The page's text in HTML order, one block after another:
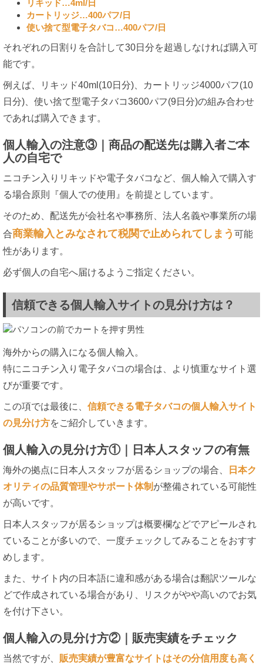
リキッド…4ml/日
カートリッジ…400パフ/日
使い捨て型電子タバコ…400パフ/日
それぞれの日割りを合計して30日分を超過しなければ購入可
能です。
例えば、リキッド40ml(10日分)、カートリッジ4000パフ(10
日分)、使い捨て型電子タバコ3600パフ(9日分)の組み合わせ
であれば購入できます。
個人輸入の注意③｜商品の配送先は購入者ご本
人の自宅で
ニコチン入りリキッドや電子タバコなど、個人輸入で購入す
る場合原則『個人での使用』を前提としています。
そのため、配送先が会社名や事務所、法人名義や事業所の場
合商業輸入とみなされて税関で止められてしまう 可能
性があります。
必ず個人の自宅へ届けるようご指定ください。
信頼できる個人輸入サイトの見分け方は？
海外からの購入になる個人輸入。
特にニコチン入り電子タバコの場合は、より慎重なサイト選
びが重要です。
この項では最後に、 信頼できる電子タバコの個人輸入サイト
の見分け方をご紹介していきます。
個人輸入の見分け方①｜日本人スタッフの有無
海外の拠点に日本人スタッフが居るショップの場合、
日本ク
オリティの品質管理やサポート体制 が整備されている可能性
が高いです。
日本人スタッフが居るショップは概要欄などでアピールされ
ていることが多いので、一度チェックしてみることをおすす
めします。
また、サイト内の日本語に違和感がある場合は翻訳ツールな
どで作成されている場合があり、リスクがやや高いのでお気
を付け下さい。
個人輸入の見分け方②｜販売実績をチェック
当然ですが、 販売実績が豊富なサイトはその分信用度も高く